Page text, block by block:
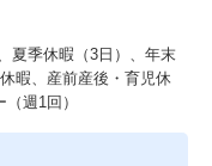
夏季休暇（3日）、年末
暇、産前産後・育児休
週1回）